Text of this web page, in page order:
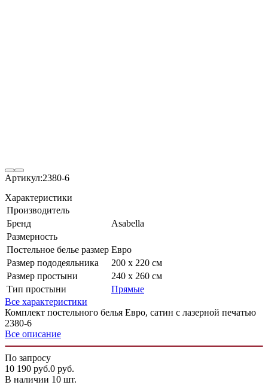
Артикул:2380-6
Характеристики
Производитель
Бренд
Asabella
Размерность
Постельное белье размер Евро
Размер пододеяльника
200 х 220 см
Размер простыни
240 х 260 см
Тип простыни
Прямые
Все характеристики
Комплект постельного белья Евро, сатин с лазерной печатью
2380-6
Все описание
По запросу
10 190 руб.0 руб.
В наличии 10 шт.